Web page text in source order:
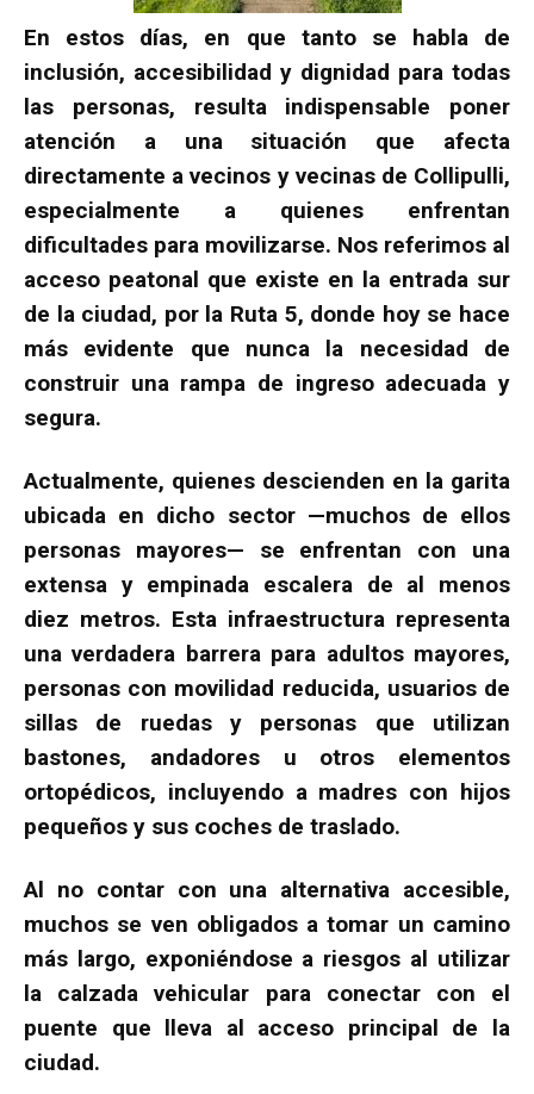
En estos días, en que tanto se habla de
inclusión, accesibilidad y dignidad para todas
las personas, resulta indispensable poner
atención a una situación que afecta
directamente a vecinos y vecinas de Collipulli,
especialmente a quienes enfrentan
dificultades para movilizarse. Nos referimos al
acceso peatonal que existe en la entrada sur
de la ciudad, por la Ruta 5, donde hoy se hace
más evidente que nunca la necesidad de
construir una rampa de ingreso adecuada y
segura.
Actualmente, quienes descienden en la garita
ubicada en dicho sector —muchos de ellos
personas mayores— se enfrentan con una
extensa y empinada escalera de al menos
diez metros. Esta infraestructura representa
una verdadera barrera para adultos mayores,
personas con movilidad reducida, usuarios de
sillas de ruedas y personas que utilizan
bastones, andadores u otros elementos
ortopédicos, incluyendo a madres con hijos
pequeños y sus coches de traslado.
Al no contar con una alternativa accesible,
muchos se ven obligados a tomar un camino
más largo, exponiéndose a riesgos al utilizar
la calzada vehicular para conectar con el
puente que lleva al acceso principal de la
ciudad.